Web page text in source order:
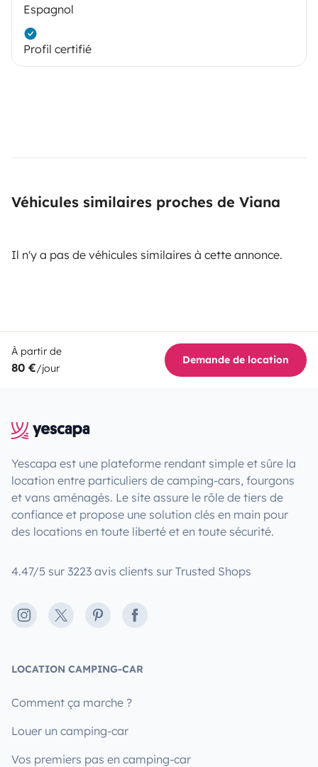
Espagnol
Profil certifié
Véhicules similaires proches de Viana
Il n'y a pas de véhicules similaires à cette annonce.
À partir de
80 €/jour
Demande de location
Yescapa est une plateforme rendant simple et sûre la
location entre particuliers de camping-cars, fourgons
et vans aménagés. Le site assure le rôle de tiers de
confiance et propose une solution clés en main pour
des locations en toute liberté et en toute sécurité.
4.47/5 sur 3223 avis clients sur Trusted Shops
Instagram
X PinterestFacebook
LOCATION CAMPING-CAR
Comment ça marche ?
Louer un camping-car
Vos premiers pas en camping-car